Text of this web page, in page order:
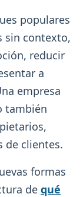
populares
sin contexto,
reducir
a
empresa
también
de clientes.
formas
de qué